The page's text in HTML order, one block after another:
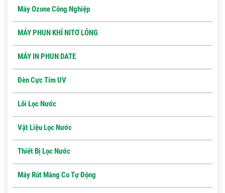
Máy Ozone Công Nghiệp
MÁY PHUN KHÍ NITƠ LỎNG
MÁY IN PHUN DATE
Đèn Cực Tím UV
Lõi Lọc Nước
Vật Liệu Lọc Nước
Thiết Bị Lọc Nước
Máy Rút Màng Co Tự Động